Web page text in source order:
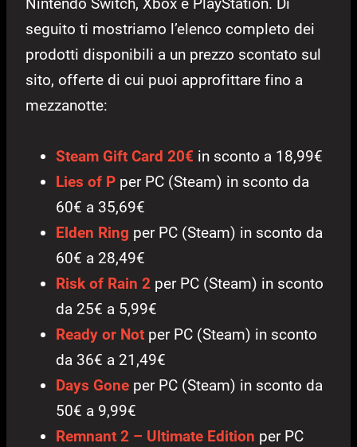
Nintendo Switch, Xbox e PlayStation. Di
seguito ti mostriamo l’elenco completo dei
prodotti disponibili a un prezzo scontato sul
sito, offerte di cui puoi approfittare fino a
mezzanotte:
Steam Gift Card 20€ in sconto a 18,99€
Lies of P per PC (Steam) in sconto da
60€ a 35,69€
Elden Ring per PC (Steam) in sconto da
60€ a 28,49€
Risk of Rain 2 per PC (Steam) in sconto
da 25€ a 5,99€
Ready or Not per PC (Steam) in sconto
da 36€ a 21,49€
Days Gone per PC (Steam) in sconto da
50€ a 9,99€
Remnant 2 – Ultimate Edition per PC